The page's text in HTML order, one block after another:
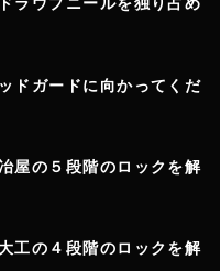
ウプニールを独り占め
ガードに向かってくだ
の５段階のロックを解
の４段階のロックを解